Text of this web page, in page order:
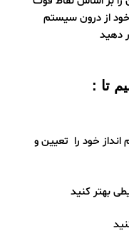
از درون سیستم
دهید
تا :
خود را تعیین و
بهتر کنید